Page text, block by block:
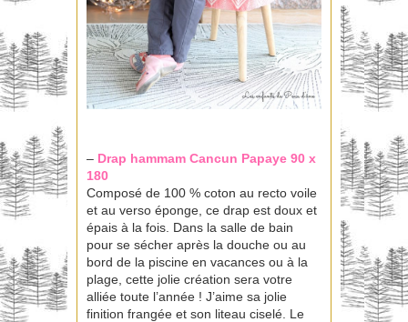
– Drap hammam Cancun Papaye 90 x
180
Composé de 100 % coton au recto voile
et au verso éponge, ce drap est doux et
épais à la fois. Dans la salle de bain
pour se sécher après la douche ou au
bord de la piscine en vacances ou à la
plage, cette jolie création sera votre
alliée toute l’année ! J’aime sa jolie
finition frangée et son liteau ciselé. Le